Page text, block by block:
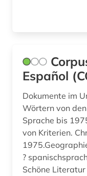
künstler (1)
künstlerin (1)
landeskunde (1)
lexikon (100)
Español
Dokumente im
Wörtern von
Sprache bis
von Kriterien.
?
Schöne